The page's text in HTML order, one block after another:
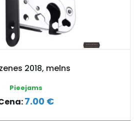
2018, melns
Pieejams
7.00 €